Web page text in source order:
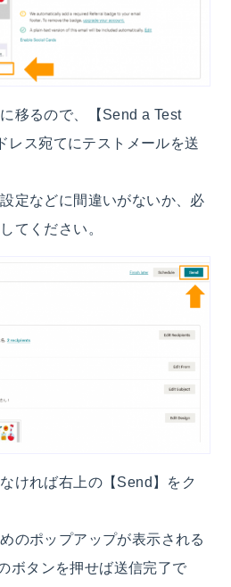
移るので、【Send a Test
レス宛てにテストメールを送
定などに間違いがないか、必
てください。
ければ右上の【Send】をク
のポップアップが表示される
ボタンを押せば送信完了で